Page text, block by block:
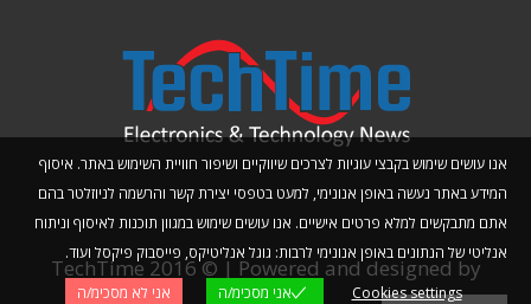
אנו עושים שימוש בקבצי עוגיות לצרכים שיווקיים ושיפור חוויית השימוש באתר. איסוף
המידע באתר נעשה באופן אנונימי, למעט בטפסי יצירת קשר והרשמה לניוזלטר בהם
אתם מתבקשים למלא פרטים אישיים. אנו עושים שימוש במגוון תוכנות לאיסוף וניתוח
אנליטי של הנתונים באופן אנונימי לרבות: גוגל אנליטיקס, פייסבוק פיקסל ועוד.
Cookies settings
אני מסכימ/ה אני לא מסכימ/ה
TechTime 2016 © | Powered and designed by
Planwize